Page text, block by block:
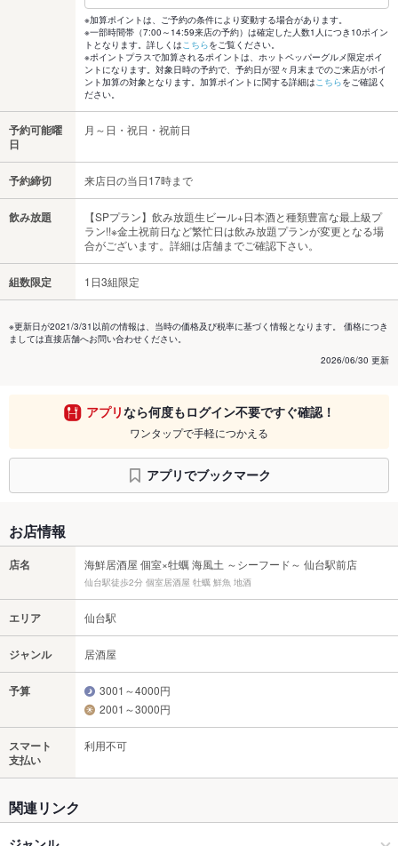
※加算ポイントは、ご予約の条件により変動する場合があります。
※一部時間帯（7:00～14:59来店の予約）は確定した人数1人につき10ポイン
トとなります。詳しくはこちらをご覧ください。
※ポイントプラスで加算されるポイントは、ホットペッパーグルメ限定ポイ
ントになります。対象日時の予約で、予約日が翌々月末までのご来店がポイ
ント加算の対象となります。加算ポイントに関する詳細はこちらをご確認く
ださい。
予約可能曜
日
月～日・祝日・祝前日
予約締切 来店日の当日17時まで
飲み放題
【SPプラン】飲み放題生ビール+日本酒と種類豊富な最上級プ
ラン!!※金土祝前日など繁忙日は飲み放題プランが変更となる場
合がございます。詳細は店舗までご確認下さい。
組数限定 1日3組限定
※更新日が2021/3/31以前の情報は、当時の価格及び税率に基づく情報となります。 価格につき
ましては直接店舗へお問い合わせください。
2026/06/30 更新
アプリなら何度もログイン不要ですぐ確認！
ワンタップで手軽につかえる
アプリでブックマーク
お店情報
店名 海鮮居酒屋 個室×牡蠣 海風土 ～シーフード～ 仙台駅前店
仙台駅徒歩2分 個室居酒屋 牡蠣 鮮魚 地酒
エリア 仙台駅
ジャンル 居酒屋
予算
3001～4000円
2001～3000円
スマート
支払い
利用不可
関連リンク